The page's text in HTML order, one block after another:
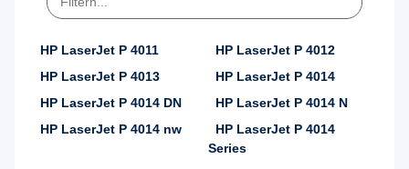
HP LaserJet P 4011
HP LaserJet P 4012
HP LaserJet P 4013
HP LaserJet P 4014
HP LaserJet P 4014 DN
HP LaserJet P 4014 N
HP LaserJet P 4014 nw
HP LaserJet P 4014
Series